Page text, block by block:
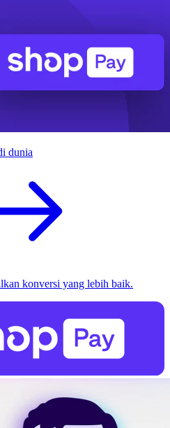
dunia
konversi yang lebih baik.